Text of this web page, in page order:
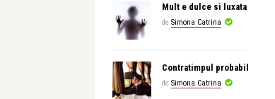
Mult e dulce si luxata
de Simona Catrina
Contratimpul probabil
de Simona Catrina